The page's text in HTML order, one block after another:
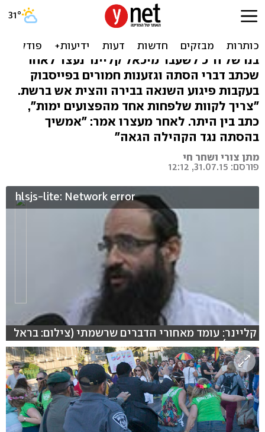
נעצר תומך בדוקר: "חבל שלא
הרגת את הסוטים"
בנו של ח"כ לשעבר מיכאל קליינר נעצר לאחר
שכתב דברי הסתה וגזענות חמורים בפייסבוק
בעקבות פיגוע השנאה בבירה והצית אש ברשת.
"צריך לקוות שלפחות אחד מהפצועים ימות",
כתב בין היתר. לאחר מעצרו אמר: "אמשיך
בהסתה נגד הקהילה הגאה"
מתן צורי ושחר חי
פורסם: 31.07.15, 12:12
hlsjs-lite: Network error
קליינר: עומד מאחורי הדברים שרשמתי (צילום: בראל
אפרים)